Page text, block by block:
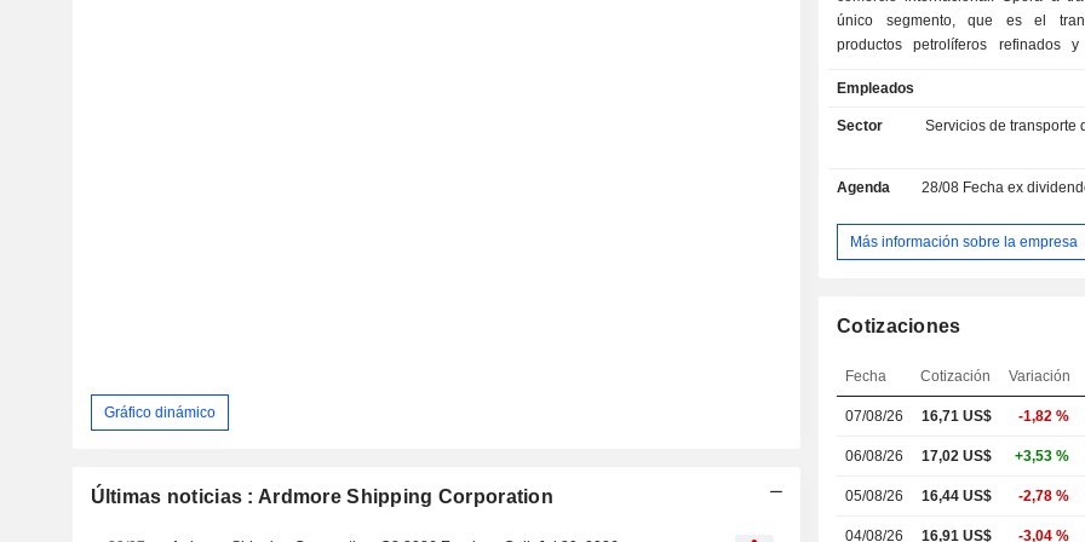
Gráfico dinámico
Últimas noticias : Ardmore Shipping Corporation
único segmento, que es el
productos petrolíferos refinados y
marítimo de productos petrolíferos
químicos a nivel mundial a grandes
químicas, mediante su flota de
productos químicos. Presta
transporte marítimo a sus clientes a
aproximadamente 26 buques en
Ardmore Explorer, el Ardmore
Ardmore Engineer, el Ardmore
Ardmore Seahawk, el Ardmore
el Ardmore Gibraltar, el Ardmore
Ardmore Seavaliant, entre otros.
Empleados
Sector
Servicios de transporte
Agenda 28/08 Fecha ex dividendo -
Más información sobre la empresa
Cotizaciones
Fecha Cotización Variación
07/08/26 16,71US$ -1,82 %
06/08/26 17,02 US$ +3,53 %
05/08/26 16,44 US$ -2,78 %
04/08/26 16,91 US$ -3,04 %